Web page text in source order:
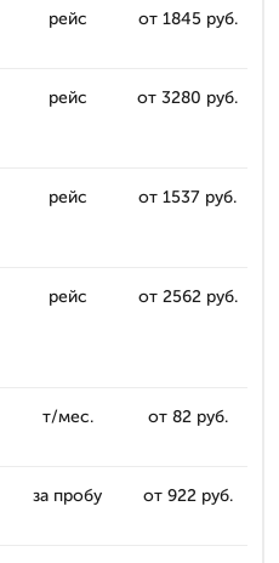
рейс от 1845 руб.
рейс от 3280 руб.
рейс от 1537 руб.
рейс от 2562 руб.
т/мес. от 82 руб.
за пробу от 922 руб.